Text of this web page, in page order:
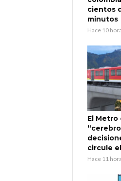
cientos
minutos
Hace 10
El Metro
circule
Hace 11